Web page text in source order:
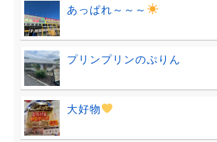
あっぱれ～～～
プリンプリンのぷりん
大好物